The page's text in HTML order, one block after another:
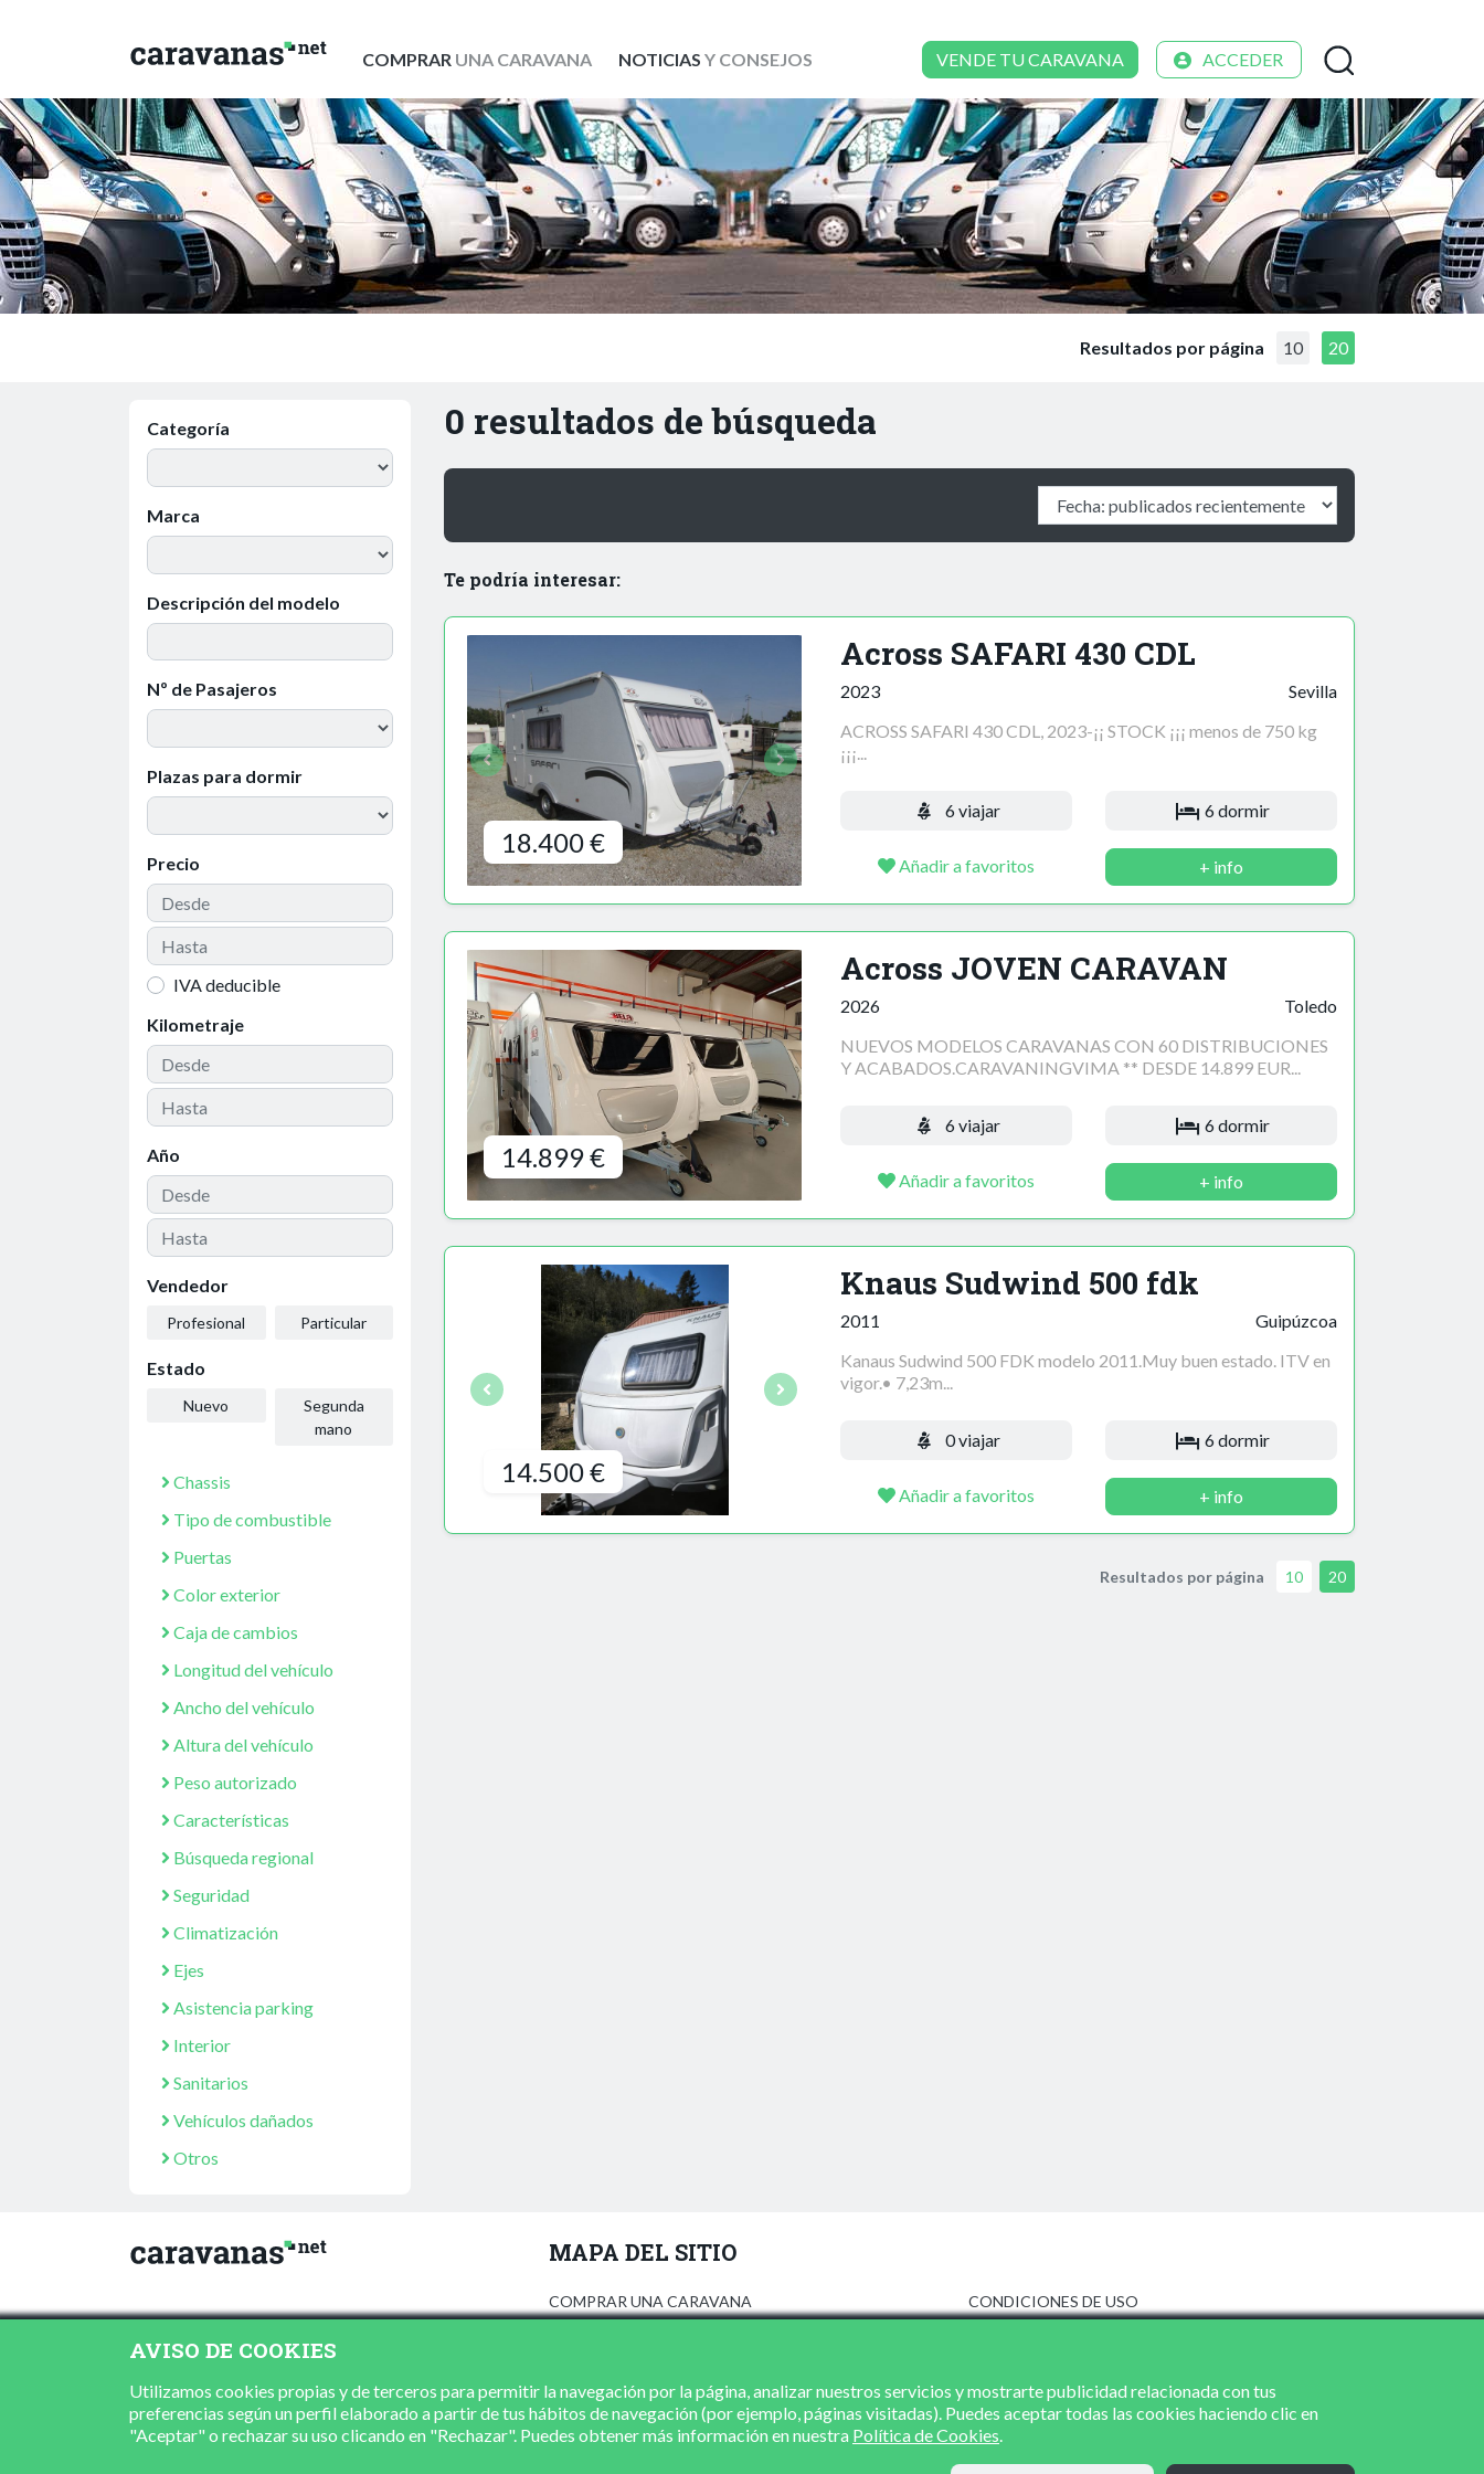
COMPRARUNA CARAVANA NOTICIAS Y CONSEJOS VENDE TU CARAVANA ACCEDER
Resultados por página 10 20
Categoría
Marca
Descripción del modelo
Nº de Pasajeros
Plazas para dormir
Precio
IVA deducible
Kilometraje
Año
Vendedor
Profesional Particular
Estado
Nuevo
Segunda
mano
Chassis
Tipo de combustible
Puertas
Color exterior
Caja de cambios
Longitud del vehículo
Ancho del vehículo
Altura del vehículo
Peso autorizado
Características
Búsqueda regional
Seguridad
Climatización
Ejes
Asistencia parking
Interior
Sanitarios
Vehículos dañados
Otros
0 resultados de búsqueda
Te podría interesar:
18.400 €
Across SAFARI 430 CDL
2023
Sevilla
ACROSS SAFARI 430 CDL, 2023-¡¡ STOCK ¡¡¡ menos de 750 kg
¡¡¡...
6 viajar 6 dormir
Añadir a favoritos + info
14.899 €
Across JOVEN CARAVAN
2026
Toledo
NUEVOS MODELOS CARAVANAS CON 60 DISTRIBUCIONES
Y ACABADOS.CARAVANINGVIMA ** DESDE 14.899 EUR...
6 viajar 6 dormir
Añadir a favoritos + info
14.500 €
Knaus Sudwind 500 fdk
2011
Guipúzcoa
Kanaus Sudwind 500 FDK modelo 2011.Muy buen estado. ITV en
vigor.• 7,23m...
0 viajar 6 dormir
Añadir a favoritos + info
Resultados por página 10 20
MAPA DEL SITIO
COMPRAR UNA CARAVANA
CONCESIONARIOS
CONTACTO
CONDICIONES DE USO
POLÍTICA DE COOKIES
AVISO DE COOKIES
Utilizamos cookies propias y de terceros para permitir la navegación por la página, analizar nuestros servicios y mostrarte publicidad relacionada con tus
preferencias según un perfil elaborado a partir de tus hábitos de navegación (por ejemplo, páginas visitadas). Puedes aceptar todas las cookies haciendo clic en
"Aceptar" o rechazar su uso clicando en "Rechazar". Puedes obtener más información en nuestra Política de Cookies.